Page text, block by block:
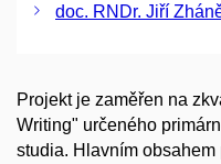
doc. RNDr. Jiří
Projekt je zaměřen na
Writing" určeného
studia. Hlavním